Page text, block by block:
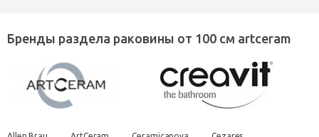
Бренды раздела раковины от 100 см artceram